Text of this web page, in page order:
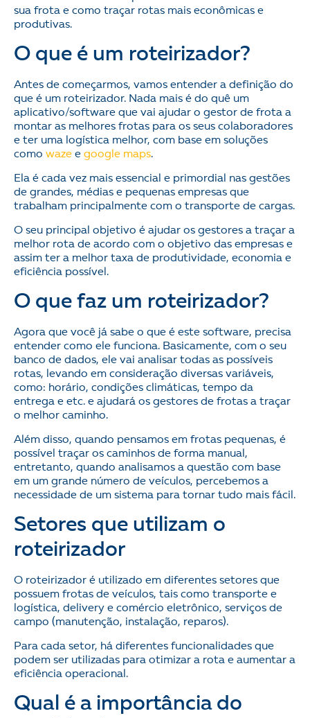
sua frota e como traçar rotas mais econômicas e
produtivas.
O que é um roteirizador?
Antes de começarmos, vamos entender a definição do
que é um roteirizador. Nada mais é do quê um
aplicativo/software que vai ajudar o gestor de frota a
montar as melhores frotas para os seus colaboradores
e ter uma logística melhor, com base em soluções
como waze e google maps.
Ela é cada vez mais essencial e primordial nas gestões
de grandes, médias e pequenas empresas que
trabalham principalmente com o transporte de cargas.
O seu principal objetivo é ajudar os gestores a traçar a
melhor rota de acordo com o objetivo das empresas e
assim ter a melhor taxa de produtividade, economia e
eficiência possível.
O que faz um roteirizador?
Agora que você já sabe o que é este software, precisa
entender como ele funciona. Basicamente, com o seu
banco de dados, ele vai analisar todas as possíveis
rotas, levando em consideração diversas variáveis,
como: horário, condições climáticas, tempo da
entrega e etc. e ajudará os gestores de frotas a traçar
o melhor caminho.
Além disso, quando pensamos em frotas pequenas, é
possível traçar os caminhos de forma manual,
entretanto, quando analisamos a questão com base
em um grande número de veículos, percebemos a
necessidade de um sistema para tornar tudo mais fácil.
Setores que utilizam o
roteirizador
O roteirizador é utilizado em diferentes setores que
possuem frotas de veículos, tais como transporte e
logística, delivery e comércio eletrônico, serviços de
campo (manutenção, instalação, reparos).
Para cada setor, há diferentes funcionalidades que
podem ser utilizadas para otimizar a rota e aumentar a
eficiência operacional.
Qual é a importância do